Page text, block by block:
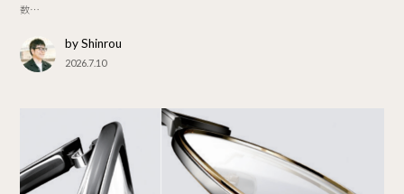
数…
by Shinrou
2026.7.10